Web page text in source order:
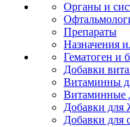
Органы и
Препараты
Назначения
Гематоген и
Добавки
Витаминны
Витаминные
Добавки
Добавки для